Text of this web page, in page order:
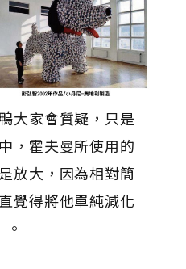
大家會質疑，只是
，霍夫曼所使用的
放大，因為相對簡
覺得將他單純減化